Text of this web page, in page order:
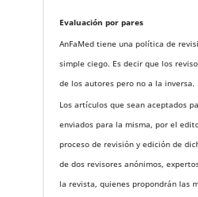
Evaluación por pares
AnFaMed tiene una política de
simple ciego. Es decir que los
de los autores pero no a la inversa.
Los artículos que sean aceptados
enviados para la misma, por el
proceso de revisión y edición de
de dos revisores anónimos,
la revista, quienes propondrán las